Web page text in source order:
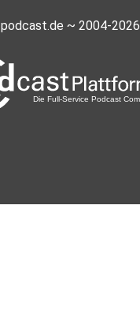
podcast.de ~ 2004-2026